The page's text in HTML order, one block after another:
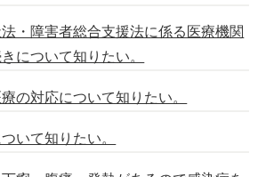
・障害者総合支援法に係る医療機関
について知りたい。
の対応について知りたい。
いて知りたい。